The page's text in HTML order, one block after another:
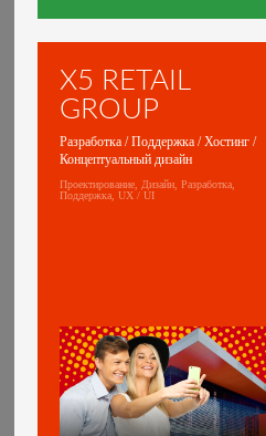
X5 RETAIL
GROUP
Разработка / Поддержка / Хостинг /
Концептуальный дизайн
Проектирование, Дизайн, Разработка,
Поддержка, UX / UI